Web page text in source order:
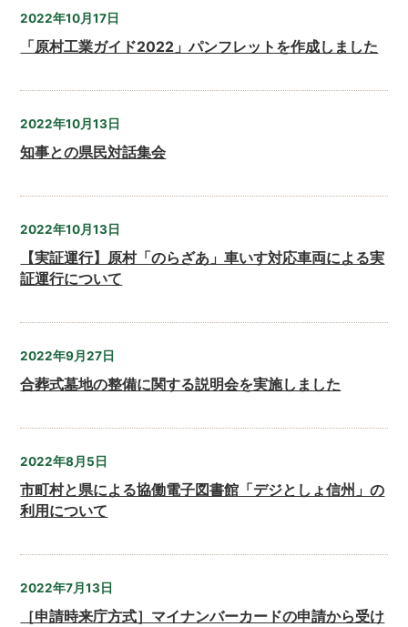
2022年10月17日
「原村工業ガイド2022」パンフレットを作成しました
2022年10月13日
知事との県民対話集会
2022年10月13日
【実証運行】原村「のらざあ」車いす対応車両による実
証運行について
2022年9月27日
合葬式墓地の整備に関する説明会を実施しました
2022年8月5日
市町村と県による協働電子図書館「デジとしょ信州」の
利用について
2022年7月13日
［申請時来庁方式］マイナンバーカードの申請から受け